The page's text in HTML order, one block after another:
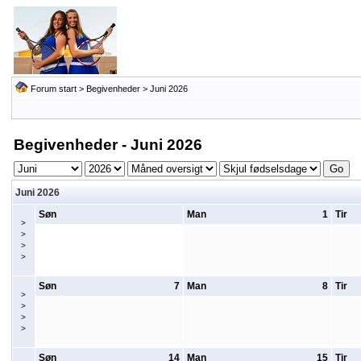
Forum start> Begivenheder> Juni 2026
Begivenheder - Juni 2026
Juni 2026
>
>
>
>
Søn 1
Man Tir
>
>
>
>
7
Søn 8
Man Tir
14
Søn 15
Man Tir